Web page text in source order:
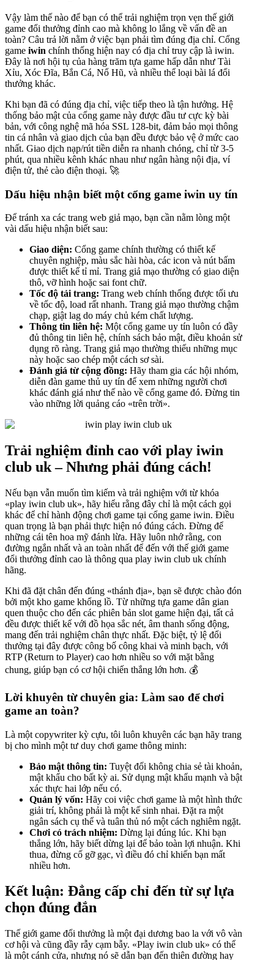
Vậy làm thế nào để bạn có thể trải nghiệm trọn vẹn thế giới
game đổi thưởng đỉnh cao mà không lo lắng về vấn đề an
toàn? Câu trả lời nằm ở việc bạn phải tìm đúng địa chỉ. Cổng
game iwin chính thống hiện nay có địa chỉ truy cập là iwin.
Đây là nơi hội tụ của hàng trăm tựa game hấp dẫn như Tài
Xỉu, Xóc Đĩa, Bắn Cá, Nổ Hũ, và nhiều thể loại bài lá đổi
thưởng khác.
Khi bạn đã có đúng địa chỉ, việc tiếp theo là tận hưởng. Hệ
thống bảo mật của cổng game này được đầu tư cực kỳ bài
bản, với công nghệ mã hóa SSL 128-bit, đảm bảo mọi thông
tin cá nhân và giao dịch của bạn đều được bảo vệ ở mức cao
nhất. Giao dịch nạp/rút tiền diễn ra nhanh chóng, chỉ từ 3-5
phút, qua nhiều kênh khác nhau như ngân hàng nội địa, ví
điện tử, thẻ cào điện thoại. 🚀
Dấu hiệu nhận biết một cổng game iwin uy tín
Để tránh xa các trang web giả mạo, bạn cần nằm lòng một
vài dấu hiệu nhận biết sau:
Giao diện: Cổng game chính thường có thiết kế
chuyên nghiệp, màu sắc hài hòa, các icon và nút bấm
được thiết kế tỉ mỉ. Trang giả mạo thường có giao diện
thô, vỡ hình hoặc sai font chữ.
Tốc độ tải trang: Trang web chính thống được tối ưu
về tốc độ, load rất nhanh. Trang giả mạo thường chậm
chạp, giật lag do máy chủ kém chất lượng.
Thông tin liên hệ: Một cổng game uy tín luôn có đầy
đủ thông tin liên hệ, chính sách bảo mật, điều khoản sử
dụng rõ ràng. Trang giả mạo thường thiếu những mục
này hoặc sao chép một cách sơ sài.
Đánh giá từ cộng đồng: Hãy tham gia các hội nhóm,
diễn đàn game thủ uy tín để xem những người chơi
khác đánh giá như thế nào về cổng game đó. Đừng tin
vào những lời quảng cáo «trên trời».
Trải nghiệm đỉnh cao với play iwin
club uk – Nhưng phải đúng cách!
Nếu bạn vẫn muốn tìm kiếm và trải nghiệm với từ khóa
«play iwin club uk», hãy hiểu rằng đây chỉ là một cách gọi
khác để chỉ hành động chơi game tại cổng game iwin. Điều
quan trọng là bạn phải thực hiện nó đúng cách. Đừng để
những cái tên hoa mỹ đánh lừa. Hãy luôn nhớ rằng, con
đường ngắn nhất và an toàn nhất để đến với thế giới game
đổi thưởng đỉnh cao là thông qua play iwin club uk chính
hãng.
Khi đã đặt chân đến đúng «thánh địa», bạn sẽ được chào đón
bởi một kho game khổng lồ. Từ những tựa game dân gian
quen thuộc cho đến các phiên bản slot game hiện đại, tất cả
đều được thiết kế với đồ họa sắc nét, âm thanh sống động,
mang đến trải nghiệm chân thực nhất. Đặc biệt, tỷ lệ đổi
thưởng tại đây được công bố công khai và minh bạch, với
RTP (Return to Player) cao hơn nhiều so với mặt bằng
chung, giúp bạn có cơ hội chiến thắng lớn hơn. 💰
Lời khuyên từ chuyên gia: Làm sao để chơi
game an toàn?
Là một copywriter kỳ cựu, tôi luôn khuyên các bạn hãy trang
bị cho mình một tư duy chơi game thông minh:
Bảo mật thông tin: Tuyệt đối không chia sẻ tài khoản,
mật khẩu cho bất kỳ ai. Sử dụng mật khẩu mạnh và bật
xác thực hai lớp nếu có.
Quản lý vốn: Hãy coi việc chơi game là một hình thức
giải trí, không phải là một kế sinh nhai. Đặt ra một
ngân sách cụ thể và tuân thủ nó một cách nghiêm ngặt.
Chơi có trách nhiệm: Dừng lại đúng lúc. Khi bạn
thắng lớn, hãy biết dừng lại để bảo toàn lợi nhuận. Khi
thua, đừng cố gỡ gạc, vì điều đó chỉ khiến bạn mất
nhiều hơn.
Kết luận: Đẳng cấp chỉ đến từ sự lựa
chọn đúng đắn
Thế giới game đổi thưởng là một đại dương bao la với vô vàn
cơ hội và cũng đầy rẫy cạm bẫy. «Play iwin club uk» có thể
là một cánh cửa, nhưng nó sẽ dẫn bạn đến thiên đường hay